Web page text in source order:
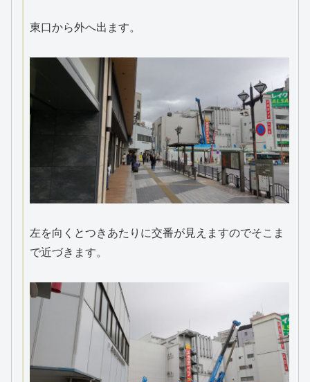
東口から外へ出ます。
左を向くとつきあたりに交番が見えますのでそこま
で近づきます。